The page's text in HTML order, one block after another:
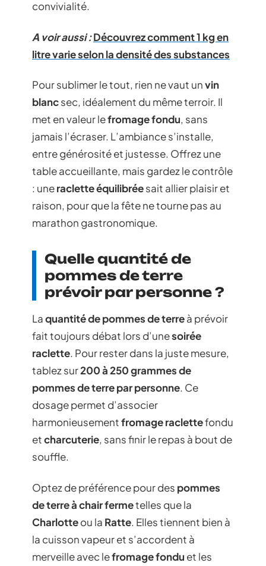
convivialité.
A voir aussi :Découvrez comment 1 kg en
litre varie selon la densité des substances
Pour sublimer le tout, rien ne vaut unvin
blancsec, idéalement du même terroir. Il
met en valeur lefromage fondu, sans
jamais l’écraser. L’ambiance s’installe,
entre générosité et justesse. Offrez une
table accueillante, mais gardez le contrôle
: uneraclette équilibréesait allier plaisir et
raison, pour que la fête ne tourne pas au
marathon gastronomique.
Quelle quantité de
pommes de terre
prévoir par personne ?
Laquantité de pommes de terreà prévoir
fait toujours débat lors d’unesoirée
raclette. Pour rester dans la juste mesure,
tablez sur200 à 250 grammes de
pommes de terre par personne. Ce
dosage permet d’associer
harmonieusementfromage raclettefondu
etcharcuterie, sans finir le repas à bout de
souffle.
Optez de préférence pour des pommes
de terre à chair fermetelles que la
Charlotteou la Ratte. Elles tiennent bien à
la cuisson vapeur et s’accordent à
merveille avec lefromage fondu et les